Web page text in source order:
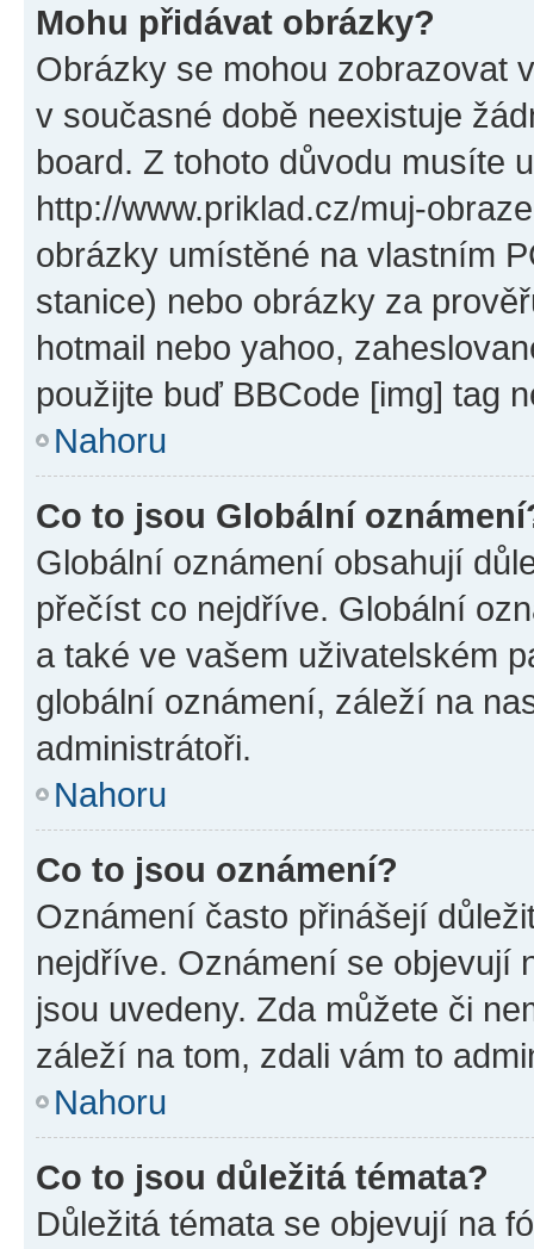
Mohu přidávat obrázky?
Obrázky se mohou zobrazovat
v současné době neexistuje
board. Z tohoto důvodu musíte
http://www.priklad.cz/muj-
obrázky umístěné na vlastním
stanice) nebo obrázky za
hotmail nebo yahoo,
použijte buď BBCode [img] tag
Nahoru
Co to jsou Globální
Globální oznámení obsahují
přečíst co nejdříve. Globální
a také ve vašem uživatelském
globální oznámení, záleží na
administrátoři.
Nahoru
Co to jsou oznámení?
Oznámení často přinášejí
nejdříve. Oznámení se objevují
jsou uvedeny. Zda můžete či
záleží na tom, zdali vám to
Nahoru
Co to jsou důležitá témata?
Důležitá témata se objevují na